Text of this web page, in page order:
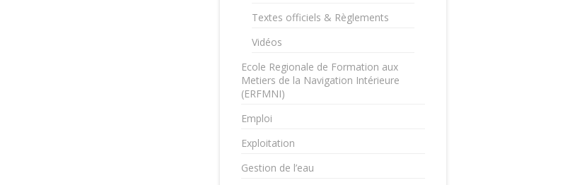
Textes officiels & Règlements
Vidéos
Ecole Regionale de Formation aux
Metiers de la Navigation Intérieure
(ERFMNI)
Emploi
Exploitation
Gestion de l’eau